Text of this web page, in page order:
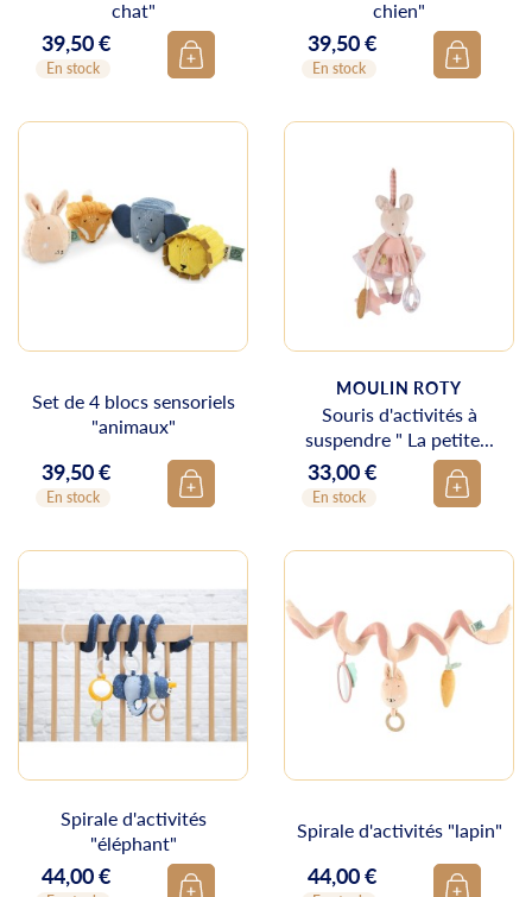
chat"
Prix
39,50 €
En stock
chien"
Prix
39,50 €
En stock
Set de 4 blocs sensoriels
"animaux"
Prix
39,50 €
En stock
MOULIN ROTY
Souris d'activités à
suspendre " La petite...
Prix
33,00 €
En stock
Spirale d'activités
"éléphant"
Prix
44,00 €
Spirale d'activités "lapin"
Prix
44,00 €